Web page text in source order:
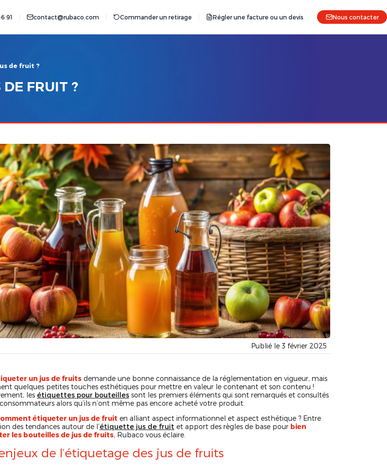
91 contact@rubaco.com Commander un retirage Régler une facture ou un devis Nous contacter
de fruit ?
FRUIT ?
Publié le 3 février 2025
un jus de fruits demande une bonne connaissance de la réglementation en vigueur, mais
quelques petites touches esthétiques pour mettre en valeur le contenant et son contenu !
les étiquettes pour bouteilles sont les premiers éléments qui sont remarqués et consultés
alors qu’ils n’ont même pas encore acheté votre produit.
étiqueter un jus de fruit en alliant aspect informationnel et aspect esthétique ? Entre
des tendances autour de l’étiquette jus de fruit et apport des règles de base pour bien
les bouteilles de jus de fruits, Rubaco vous éclaire.
de l’étiquetage des jus de fruits